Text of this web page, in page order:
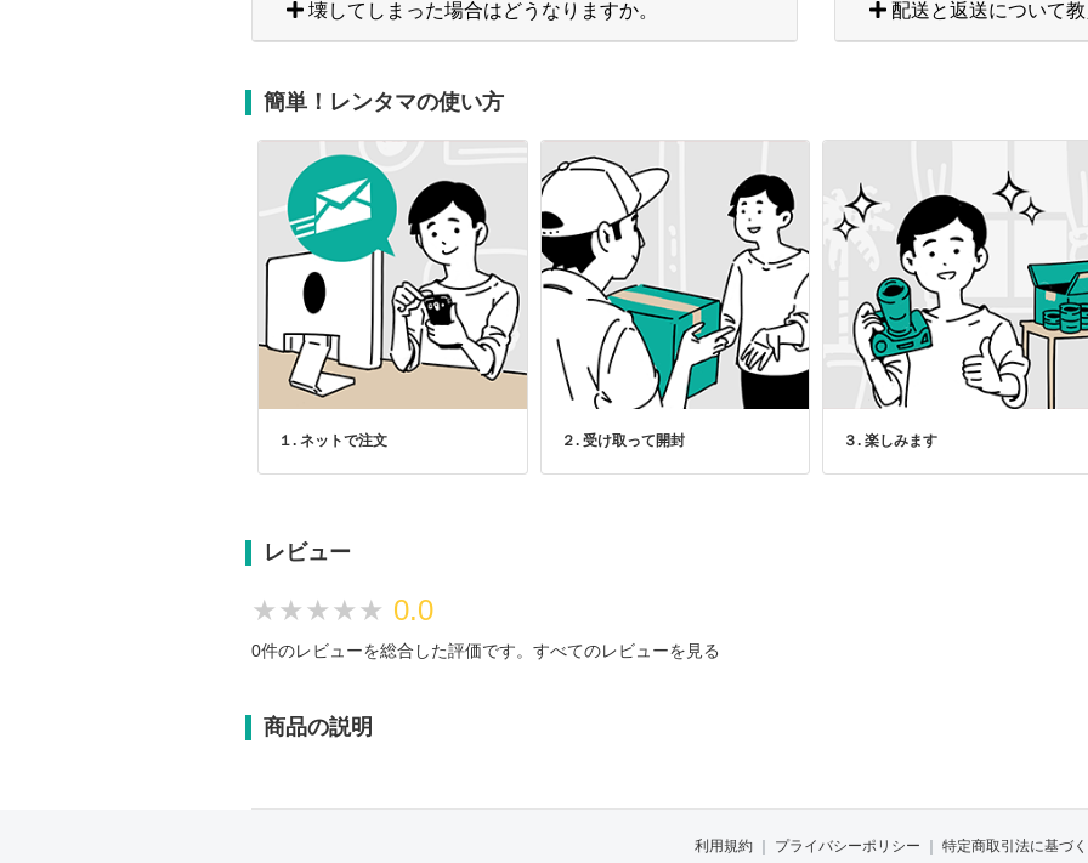
壊してしまった場合はどうなりますか。 配送と返送について教
簡単！レンタマの使い方
１. ネットで注文 ２. 受け取って開封 ３. 楽しみます
レビュー
★★★★★
★★★★★ 0.0
0件のレビューを総合した評価です。 すべてのレビューを見る
商品の説明
利用規約 プライバシーポリシー 特定商取引法に基づ